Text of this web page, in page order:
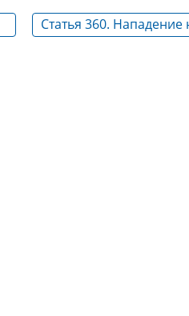
Статья 360. Нападение